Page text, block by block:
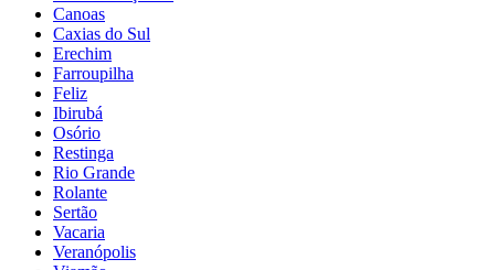
Canoas
Caxias do Sul
Erechim
Farroupilha
Feliz
Ibirubá
Osório
Restinga
Rio Grande
Rolante
Sertão
Vacaria
Veranópolis